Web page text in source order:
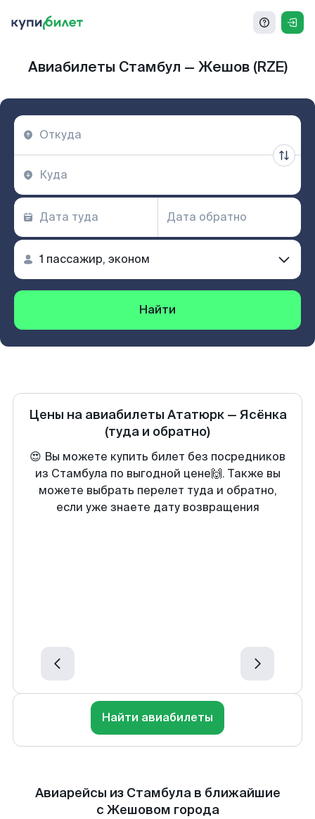
Авиабилеты Стамбул — Жешов (RZE)
Найти
Цены на авиабилеты Ататюрк— Ясёнка
(туда и обратно)
😍 Вы можете купить билет без посредников
из Стамбула по выгодной цене🙌. Также вы
можете выбрать перелет туда и обратно,
если уже знаете дату возвращения
Найти авиабилеты
Авиарейсы из Стамбула в ближайшие
с Жешовом города